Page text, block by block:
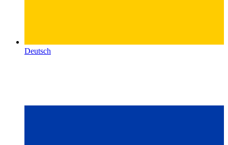
Deutsch